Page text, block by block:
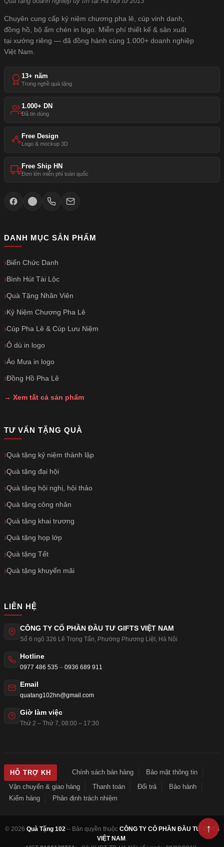
Chuyên cung cấp kỷ niệm chương pha lê, cúp vinh danh,
đồng hồ, bộ ấm chén in logo. Miễn phí thiết kế & sản xuất
tại xưởng riêng — đã đồng hành cùng 1.000+ doanh nghiệp
Việt Nam.
13+ năm
Trong nghề quà tặng
1.000+ DN
Đã tin dùng
Free Design
Logo & mockup 3D
Free Ship HN
Đơn lớn miễn phí toàn quốc
DANH MỤC SẢN PHẨM
Biển Chức Danh
Bình Hút Tài Lộc
Quà Tặng Nhân Viên
Kỷ Niệm Chương Pha Lê
Cúp Pha Lê & Cúp Lưu Niệm
Ô dù in logo
Áo Mưa in logo
Đồng Hồ Pha Lê
→ Xem tất cả sản phẩm
TƯ VẤN TẶNG QUÀ
Quà tặng kỷ niệm thành lập
Quà tặng đại hội
Quà tặng hội nghị, hội thảo
Quà tặng công nhân
Quà tặng khai trương
Quà tặng họp lớp
Quà tặng Tết
Quà tặng khuyến mãi
LIÊN HỆ
CÔNG TY CỔ PHẦN ĐẦU TƯ GIFTS VIỆT NAM
Số 6 ngõ 326 Lê Trọng Tấn, Phường Phương Liệt, Hà Nội
Hotline
0977 486 535 – 0936 689 911
Email
quatang102hn@gmail.com
Giờ làm việc
Thứ 2 – Thứ 7, 08:00 – 17:30
HỖ TRỢ KH Chính sách bán hàng
Bảo mật thông tin
Vận chuyển & giao hàng
Thanh toán Đổi trả
Bảo hành
Kiểm hàng
Phân định trách nhiệm
© 2026 Quà Tặng 102– Bản quyền thuộc CÔNG TY CỔ PHẦN ĐẦU TƯ GIFTS
VIỆT NAM .